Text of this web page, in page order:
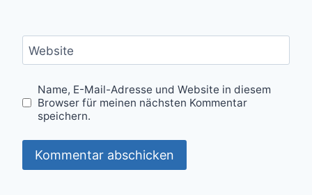
Website
Name, E-Mail-Adresse und Website in diesem
Browser für meinen nächsten Kommentar
speichern.